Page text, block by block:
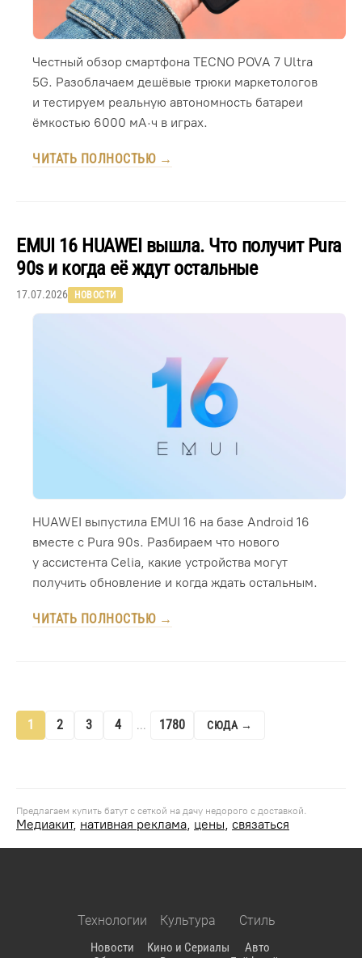
Честный обзор смартфона TECNO POVA 7 Ultra
5G. Разоблачаем дешёвые трюки маркетологов
и тестируем реальную автономность батареи
ёмкостью 6000 мА·ч в играх.
ЧИТАТЬ ПОЛНОСТЬЮ →
EMUI 16 HUAWEI вышла. Что получит Pura
90s и когда её ждут остальные
17.07.2026 НОВОСТИ
HUAWEI выпустила EMUI 16 на базе Android 16
вместе с Pura 90s. Разбираем что нового
у ассистента Celia, какие устройства могут
получить обновление и когда ждать остальным.
ЧИТАТЬ ПОЛНОСТЬЮ →
1 2 3 4 ... 1780 СЮДА →
Предлагаем купить батут с сеткой на дачу недорого с доставкой.
Медиакит, нативная реклама цены связаться
Технологии
Новости
Культура
Кино и Сериалы
Стиль
Авто